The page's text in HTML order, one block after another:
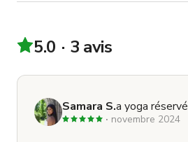
5.0 3 avis
Samara S.a yoga réservé
novembre 2024